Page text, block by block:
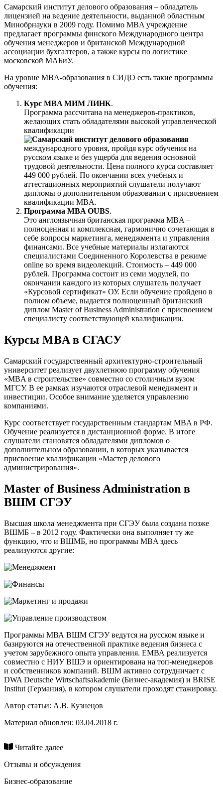
Самарский институт делового образования – обладатель
лицензией на ведение деятельности, выданной областным
Минобрнауки в 2009 году. Помимо MBA учреждение
предлагает программы финского Международного центра
обучения менеджеров и британской Международной
ассоциации бухгалтеров, а также курсы по логистике
московской МАБиУ.
На уровне MBA-образования в СИДО есть такие программы
обучения:
Курс MBA МИМ ЛИНК.
Программа рассчитана на менеджеров-практиков,
желающих стать обладателями высокой управленческой
квалификации
международного уровня, пройдя курс обучения на
русском языке и без ущерба для ведения основной
трудовой деятельности. Цена полного курса составляет
449 000 рублей. По окончании всех учебных и
аттестационных мероприятий слушатели получают
дипломы о дополнительном образовании с присвоением
квалификации MBA.
Программа MBA OUBS.
Это англоязычная британская программа MBA –
полноценная и комплексная, гармонично сочетающая в
себе вопросы маркетинга, менеджмента и управления
финансами. Все учебные материалы излагаются
специалистами Соединенного Королевства в режиме
online во время видеолекций. Стоимость – 449 000
рублей. Программа состоит из семи модулей, по
окончании каждого из которых слушатель получает
«Курсовой сертификат» ОУ. Если обучение пройдено в
полном объеме, выдается полноценный британский
диплом Master of Business Administration с присвоением
специалисту соответствующей квалификации.
Курсы MBA в СГАСУ
Самарский государственный архитектурно-строительный
университет реализует двухлетнюю программу обучения
«MBA в строительстве» совместно со столичным вузом
МГСУ. В ее рамках изучаются отраслевой менеджмент и
инвестиции. Особое внимание уделяется управлению
компаниями.
Курс соответствует государственным стандартам MBA в РФ.
Обучение реализуется в дистанционной форме. В итоге
слушатели становятся обладателями дипломов о
дополнительном образовании, в которых указывается
присвоение квалификации «Мастер делового
администрирования».
Master of Business Administration в
ВШМ СГЭУ
Высшая школа менеджмента при СГЭУ была создана позже
ВШМБ – в 2012 году. Фактически она выполняет ту же
функцию, что и ВШМБ, но программы MBA здесь
реализуются другие:
Программы МВА ВШМ СГЭУ ведутся на русском языке и
базируются на отечественной практике ведения бизнеса с
учетом зарубежного опыта управления. EМВА реализуется
совместно с НИУ ВШЭ и ориентирована на топ-менеджеров
и собственников компаний. ВШМ активно сотрудничает с
DWA Deutsche Wirtschaftsakademie (Бизнес-академия) и BRISE
Institut (Германия), в котором слушатели проходят стажировку.
Автор статьи: А.В. Кузнецов
Материал обновлен: 03.04.2018 г.
Читайте далее
Отзывы и обсуждения
Бизнес-образование